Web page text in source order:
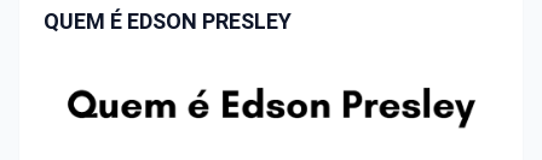
QUEM É EDSON PRESLEY